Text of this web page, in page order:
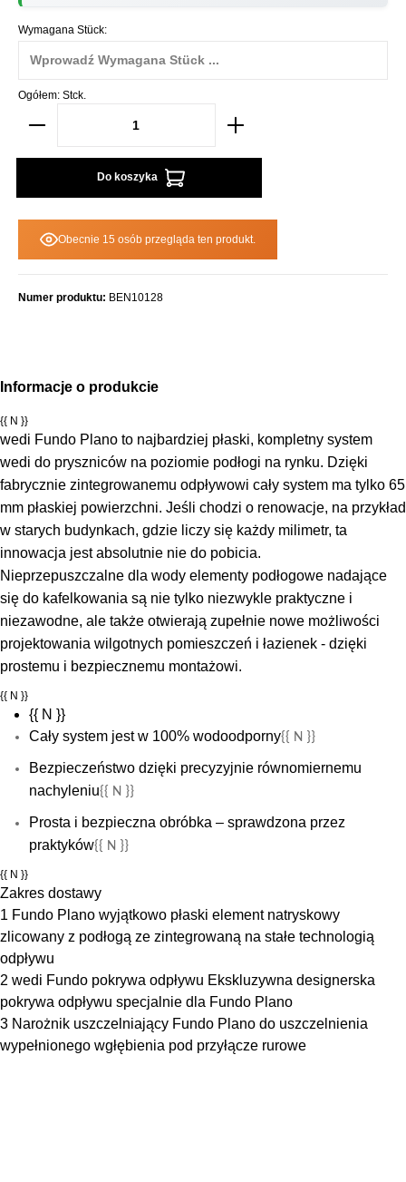
Wymagana Stück:
Ogółem: Stck.
Do koszyka
Obecnie 15 osób przegląda ten produkt.
Numer produktu: BEN10128
Informacje o produkcie
{{ N }}
wedi Fundo Plano to najbardziej płaski, kompletny system
wedi do pryszniców na poziomie podłogi na rynku. Dzięki
fabrycznie zintegrowanemu odpływowi cały system ma tylko 65
mm płaskiej powierzchni. Jeśli chodzi o renowacje, na przykład
w starych budynkach, gdzie liczy się każdy milimetr, ta
innowacja jest absolutnie nie do pobicia.
Nieprzepuszczalne dla wody elementy podłogowe nadające
się do kafelkowania są nie tylko niezwykle praktyczne i
niezawodne, ale także otwierają zupełnie nowe możliwości
projektowania wilgotnych pomieszczeń i łazienek - dzięki
prostemu i bezpiecznemu montażowi.
{{ N }}
{{ N }}
Cały system jest w 100% wodoodporny{{ N }}
Bezpieczeństwo dzięki precyzyjnie równomiernemu
nachyleniu{{ N }}
Prosta i bezpieczna obróbka – sprawdzona przez
praktyków{{ N }}
{{ N }}
Zakres dostawy
1 Fundo Plano wyjątkowo płaski element natryskowy
zlicowany z podłogą ze zintegrowaną na stałe technologią
odpływu
2 wedi Fundo pokrywa odpływu Ekskluzywna designerska
pokrywa odpływu specjalnie dla Fundo Plano
3 Narożnik uszczelniający Fundo Plano do uszczelnienia
wypełnionego wgłębienia pod przyłącze rurowe